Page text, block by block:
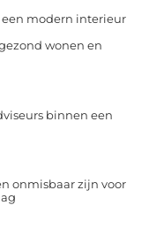
modern interieur
wonen en
binnen een
onmisbaar zijn voor